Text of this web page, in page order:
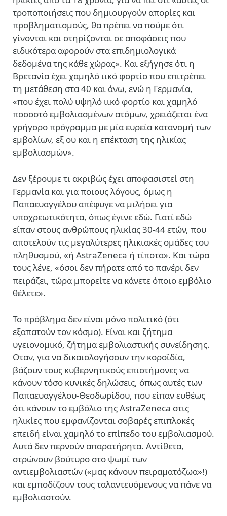
τροποποιήσεις που δημιουργούν απορίες και
προβληματισμούς, θα πρέπει να πούμε ότι
γίνονται και στηρίζονται σε αποφάσεις που
ειδικότερα αφορούν στα επιδημιολογικά
δεδομένα της κάθε χώρας». Και εξήγησε ότι η
Βρετανία έχει χαμηλό ιικό φορτίο που επιτρέπει
τη μετάθεση στα 40 και άνω, ενώ η Γερμανία,
«που έχει πολύ υψηλό ιικό φορτίο και χαμηλό
ποσοστό εμβολιασμένων ατόμων, χρειάζεται ένα
γρήγορο πρόγραμμα με μία ευρεία κατανομή των
εμβολίων, εξ ου και η επέκταση της ηλικίας
εμβολιασμών».
Δεν ξέρουμε τι ακριβώς έχει αποφασιστεί στη
Γερμανία και για ποιους λόγους, όμως η
Παπαευαγγέλου απέφυγε να μιλήσει για
υποχρεωτικότητα, όπως έγινε εδώ. Γιατί εδώ
είπαν στους ανθρώπους ηλικίας 30-44 ετών, που
αποτελούν τις μεγαλύτερες ηλικιακές ομάδες του
πληθυσμού, «ή AstraZeneca ή τίποτα». Και τώρα
τους λένε, «όσοι δεν πήρατε από το πανέρι δεν
πειράζει, τώρα μπορείτε να κάνετε όποιο εμβόλιο
θέλετε».
Το πρόβλημα δεν είναι μόνο πολιτικό (ότι
εξαπατούν τον κόσμο). Είναι και ζήτημα
υγειονομικό, ζήτημα εμβολιαστικής συνείδησης.
Οταν, για να δικαιολογήσουν την κοροϊδία,
βάζουν τους κυβερνητικούς επιστήμονες να
κάνουν τόσο κυνικές δηλώσεις, όπως αυτές των
Παπαευαγγέλου-Θεοδωρίδου, που είπαν ευθέως
ότι κάνουν το εμβόλιο της AstraZeneca στις
ηλικίες που εμφανίζονται σοβαρές επιπλοκές
επειδή είναι χαμηλό το επίπεδο του εμβολιασμού.
Αυτά δεν περνούν απαρατήρητα. Αντίθετα,
στρώνουν βούτυρο στο ψωμί των
αντιεμβολιαστών («μας κάνουν πειραματόζωα»!)
και εμποδίζουν τους ταλαντευόμενους να πάνε να
εμβολιαστούν.